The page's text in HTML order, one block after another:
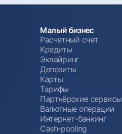
Малый бизнес
Расчетный счет
Кредиты
Эквайринг
Депозиты
Карты
Тарифы
Партнёрские сервисы
Валютные операции
Интернет-банкинг
Cash-pooling